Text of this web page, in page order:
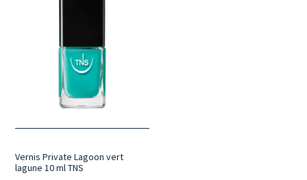
Vernis Private Lagoon vert
lagune 10 ml TNS